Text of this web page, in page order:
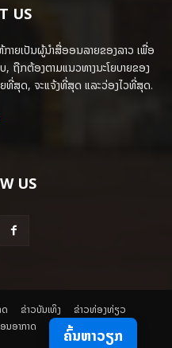
US
າຍເປັນຜູ້ນຳສື່ອອນລາຍຂອງລາວ ເພື່ອ
ຖືກຕ້ອງຕາມແນວທາງນະໂຍບາຍຂອງ
ທີ່ສຸດ, ຈະແຈ້ງທີ່ສຸດ ແລະວ່ອງໄວທີ່ສຸດ.
US
ດ ​ຂ່າວບັນເທິງ
​ຂ່າວທ່ອງທ່ຽວ
ນອາກາດ ຄົ້ນຫາວຽກ